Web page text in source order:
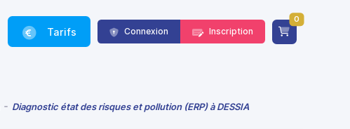
Tarifs Connexion Inscription
0
Diagnostic état des risques et pollution (ERP) à DESSIA